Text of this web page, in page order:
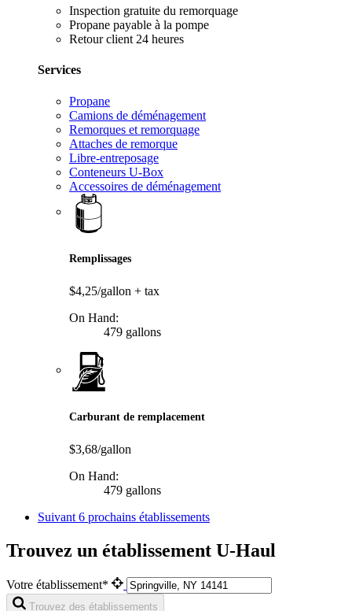
Inspection gratuite du remorquage
Propane payable à la pompe
Retour client 24 heures
Services
Propane
Camions de déménagement
Remorques et remorquage
Attaches de remorque
Libre-entreposage
Conteneurs U-Box
Accessoires de déménagement
Remplissages
$4,25/gallon + tax
On Hand:
479 gallons
Carburant de remplacement
$3,68/gallon
On Hand:
479 gallons
Suivant 6 prochains établissements
Trouvez un établissement U-Haul
Votre établissement*
Trouvez des établissements